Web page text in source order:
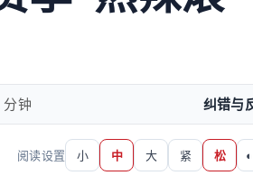
分钟 纠错与
阅读设置 小 中 大 紧 松 ◐